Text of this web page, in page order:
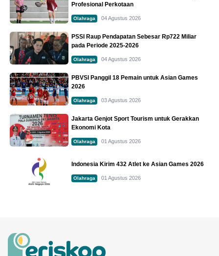
Profesional Perkotaan
Olahraga 04 Agustus 2026
PSSI Raup Pendapatan Sebesar Rp722 Miliar
pada Periode 2025-2026
Olahraga 04 Agustus 2026
PBVSI Panggil 18 Pemain untuk Asian Games
2026
Olahraga 03 Agustus 2026
Jakarta Genjot Sport Tourism untuk Gerakkan
Ekonomi Kota
Olahraga 01 Agustus 2026
Indonesia Kirim 432 Atlet ke Asian Games 2026
Olahraga 01 Agustus 2026